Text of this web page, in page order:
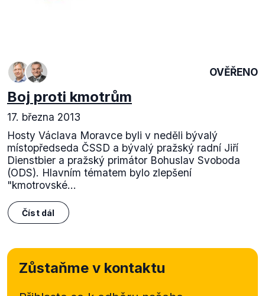
OVĚŘENO
Boj proti kmotrům
17. března 2013
Hosty Václava Moravce byli v neděli bývalý
místopředseda ČSSD a bývalý pražský radní Jiří
Dienstbier a pražský primátor Bohuslav Svoboda
(ODS). Hlavním tématem bylo zlepšení
"kmotrovské...
Číst dál
Zůstaňme v kontaktu